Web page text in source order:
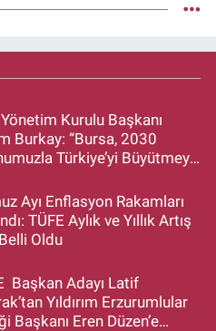
Kurulu Başkanı
Burkay: “Bursa, 2030
Türkiye’yi Büyütmeye
Ayı Enflasyon Rakamları
TÜFE Aylık ve Yıllık Artış
Oldu
Başkan Adayı Latif
Yıldırım Erzurumlular
Başkanı Eren Düzen’e